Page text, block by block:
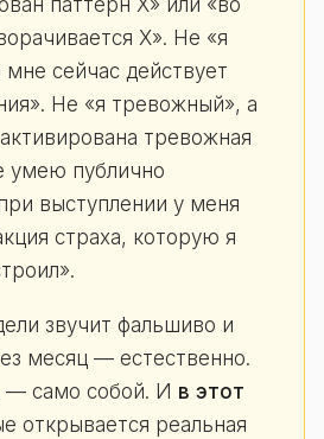
паттерн X» или «во
X». Не «я
сейчас действует
Не «я тревожный», а
тревожная
умею публично
выступлении у меня
страха, которую я
звучит фальшиво и
месяц — естественно.
— само собой. И в этот
открывается реальная